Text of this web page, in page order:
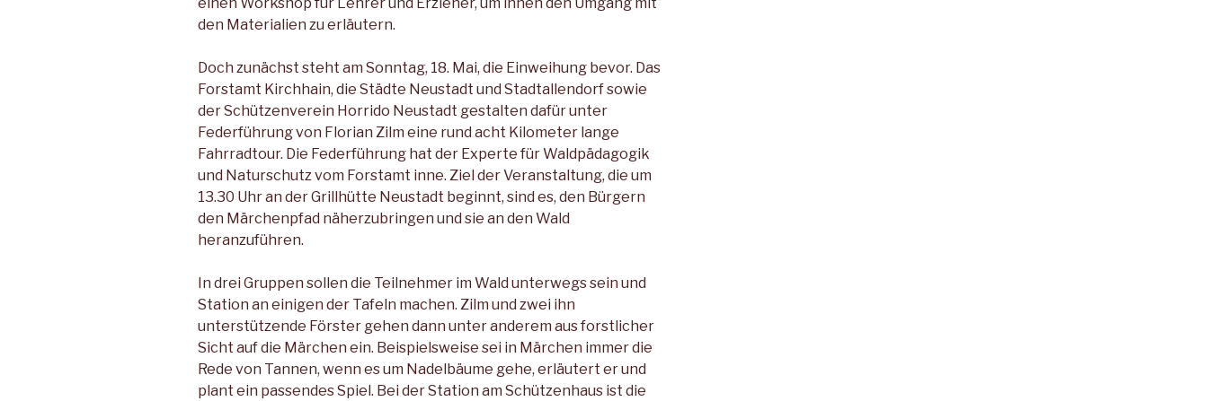
den Materialien zu erläutern.
Doch zunächst steht am Sonntag, 18. Mai, die Einweihung bevor. Das
Forstamt Kirchhain, die Städte Neustadt und Stadtallendorf sowie
der Schützenverein Horrido Neustadt gestalten dafür unter
Federführung von Florian Zilm eine rund acht Kilometer lange
Fahrradtour. Die Federführung hat der Experte für Waldpädagogik
und Naturschutz vom Forstamt inne. Ziel der Veranstaltung, die um
13.30 Uhr an der Grillhütte Neustadt beginnt, sind es, den Bürgern
den Märchenpfad näherzubringen und sie an den Wald
heranzuführen.
In drei Gruppen sollen die Teilnehmer im Wald unterwegs sein und
Station an einigen der Tafeln machen. Zilm und zwei ihn
unterstützende Förster gehen dann unter anderem aus forstlicher
Sicht auf die Märchen ein. Beispielsweise sei in Märchen immer die
Rede von Tannen, wenn es um Nadelbäume gehe, erläutert er und
plant ein passendes Spiel. Bei der Station am Schützenhaus ist die